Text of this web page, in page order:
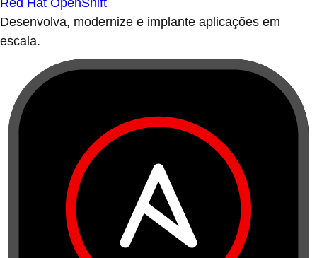
Red Hat OpenShift
Desenvolva, modernize e implante aplicações em
escala.